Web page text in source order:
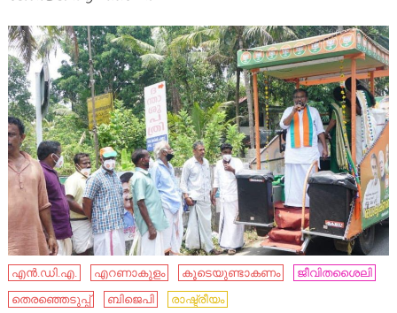
എന്‍.ഡി.എ. എറണാകുളം കൂടെയുണ്ടാകണം
ജീവിതശൈലി
തെരഞ്ഞെടുപ്പ്
ബിജെപി രാഷ്ട്രീയം